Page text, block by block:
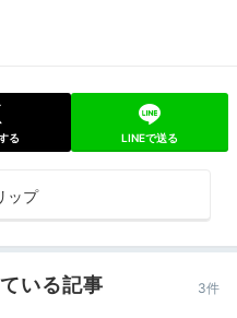
入れたのが良かったです。
る LINEで送る
ップ
いる記事 3件